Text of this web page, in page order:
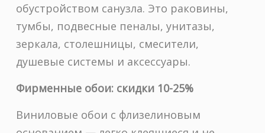
обустройством санузла. Это раковины,
тумбы, подвесные пеналы, унитазы,
зеркала, столешницы, смесители,
душевые системы и аксессуары.
Фирменные обои: скидки 10-25%
Виниловые обои с флизелиновым